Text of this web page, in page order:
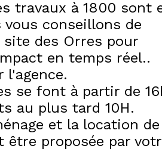
travaux à 1800 sont
vous conseillons de
des Orres pour
en temps réel.
l'agence
se font à partir de
au plus tard 10H
et la location de
être proposée par